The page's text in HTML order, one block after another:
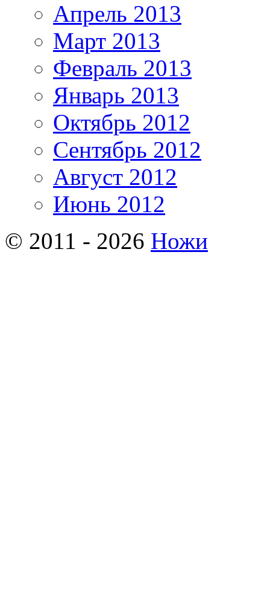
Апрель 2013
Март 2013
Февраль 2013
Январь 2013
Октябрь 2012
Сентябрь 2012
Август 2012
Июнь 2012
© 2011 - 2026 Ножи